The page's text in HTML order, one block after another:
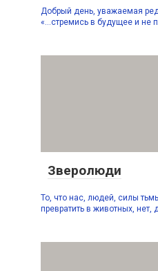
Добрый день, уважаемая
«…стремись в будущее и не
Зверолюди
То, что нас, людей, силы
превратить в животных,